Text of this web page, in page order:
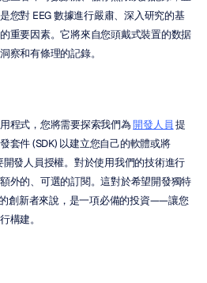
您對 EEG 數據進行嚴肅、深入研究的基
重要因素。它將來自您頭戴式裝置的数据
察和有條理的記錄。
程式，您將需要探索我們為 開發人員 提
套件 (SDK) 以建立您自己的軟體或將
發人員授權。對於使用我們的技術進行
外的、可選的訂閱。這對於希望開發獨特
創新者來說，是一項必備的投資——讓您
構建。